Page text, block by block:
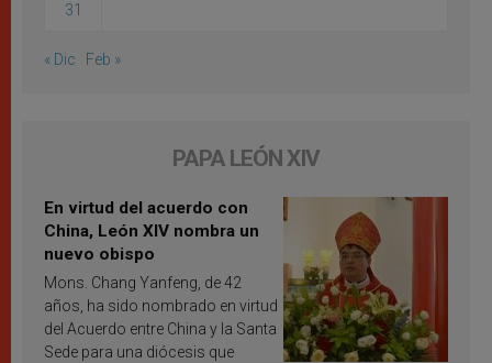
31
« Dic Feb »
PAPA LEÓN XIV
En virtud del acuerdo con
China, León XIV nombra un
nuevo obispo
Mons. Chang Yanfeng, de 42
años, ha sido nombrado en virtud
del Acuerdo entre China y la Santa
Sede para una diócesis que